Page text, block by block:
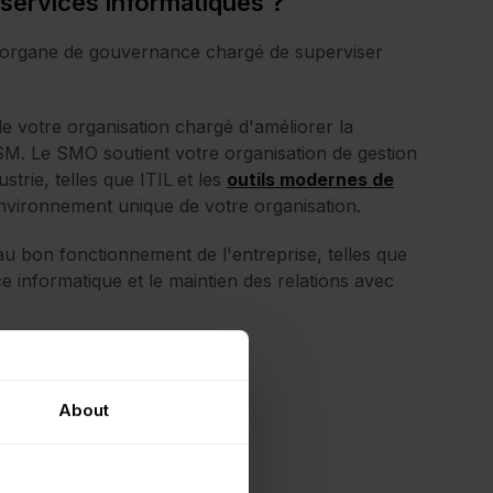
About
de gouvernance chargé de superviser
votre organisation chargé d'améliorer la
Le SMO soutient votre organisation de gestion
telles que ITIL et les outils modernes de
unique de votre organisation.
bon fonctionnement de l'entreprise, telles que
informatique et le maintien des relations avec